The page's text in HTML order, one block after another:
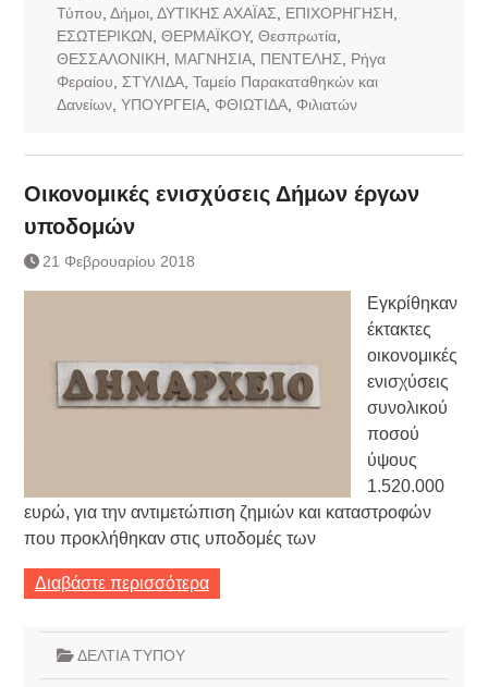
Τύπου Δήμοι, ΔΥΤΙΚΗΣ ΑΧΑΪΑΣ ΕΠΙΧΟΡΗΓΗΣΗ
ΕΣΩΤΕΡΙΚΩΝ ΘΕΡΜΑΪΚΟΥ, Θεσπρωτία,
ΘΕΣΣΑΛΟΝΙΚΗ
ΜΑΓΝΗΣΙΑ, ΠΕΝΤΕΛΗΣ
Ρήγα
Φεραίου
ΣΤΥΛΙΔΑ, Ταμείο Παρακαταθηκών και
Δανείων, ΥΠΟΥΡΓΕΙΑ, ΦΘΙΩΤΙΔΑ, Φιλιατών
Οικονομικές ενισχύσεις Δήμων έργων
υποδομών
21 Φεβρουαρίου 2018
Εγκρίθηκαν
έκτακτες
οικονομικές
ενισχύσεις
συνολικού
ποσού
ύψους
1.520.000
ευρώ, για την αντιμετώπιση ζημιών και καταστροφών
που προκλήθηκαν στις υποδομές των
Διαβάστε περισσότερα
ΔΕΛΤΙΑ ΤΥΠΟΥ